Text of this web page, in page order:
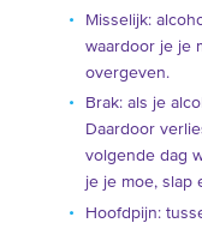
Misselijk:
waardoor je je
overgeven.
Brak: als je
Daardoor
volgende dag
je je moe, slap
Hoofdpijn: